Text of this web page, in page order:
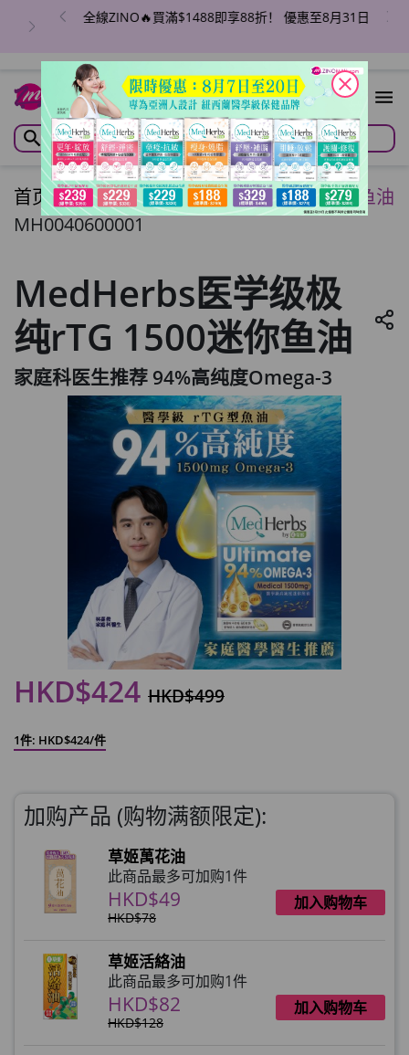
全線ZINO🔥買滿$1488即享88折！ 優惠至8月31日
首页/MedHerbs医学级极纯rTG 1500迷你鱼油
MH0040600001
MedHerbs医学级极
纯rTG 1500迷你鱼油
家庭科医生推荐 94%高纯度Omega-3
HKD$424 HKD$499
1件: HKD$424/件
加购产品 (购物满额限定):
草姬萬花油
此商品最多可加购1件
HKD$49
HKD$78
加入购物车
草姬活絡油
此商品最多可加购1件
HKD$82
HKD$128
加入购物车
close